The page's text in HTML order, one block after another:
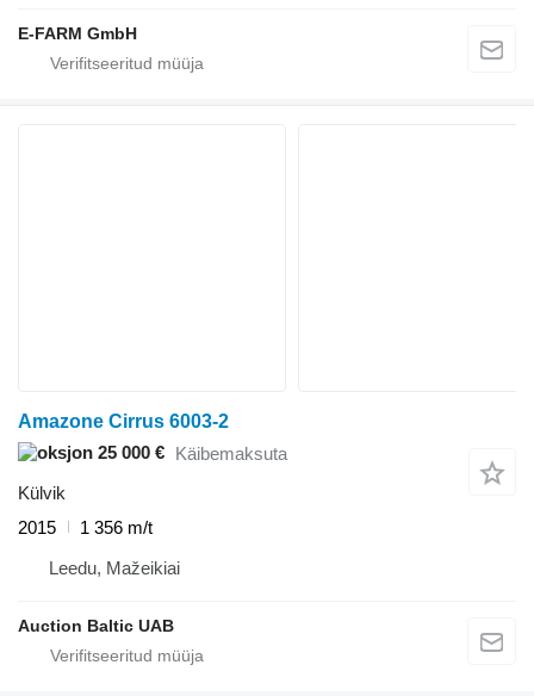
E-FARM GmbH
Amazone Cirrus 6003-2
25 000 € Käibemaksuta
Külvik
2015
1 356 m/t
Leedu, Mažeikiai
Auction Baltic UAB